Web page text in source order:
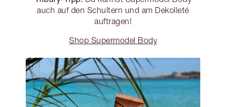
auch auf den Schultern und am Dekolleté
auftragen!
Shop Supermodel Body